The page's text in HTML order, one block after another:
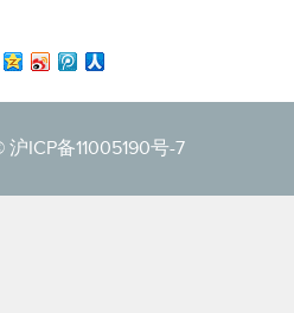
沪ICP备11005190号-7